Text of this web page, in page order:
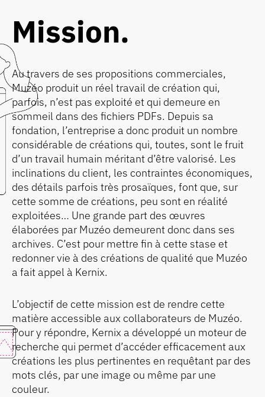
Mission
Au travers de ses propositions commerciales,
Muzéo produit un réel travail de création qui,
parfois, n’est pas exploité et qui demeure en
sommeil dans des fichiers PDFs. Depuis sa
fondation, l’entreprise a donc produit un nombre
considérable de créations qui, toutes, sont le fruit
d’un travail humain méritant d’être valorisé. Les
inclinations du client, les contraintes économiques,
des détails parfois très prosaïques, font que, sur
cette somme de créations, peu sont en réalité
exploitées… Une grande part des œuvres
élaborées par Muzéo demeurent donc dans ses
archives. C’est pour mettre fin à cette stase et
redonner vie à des créations de qualité que Muzéo
a fait appel à Kernix.
L’objectif de cette mission est de rendre cette
matière accessible aux collaborateurs de Muzéo.
Pour y répondre, Kernix a développé un moteur de
recherche qui permet d’accéder efficacement aux
créations les plus pertinentes en requêtant par des
mots clés, par une image ou même par une
couleur.